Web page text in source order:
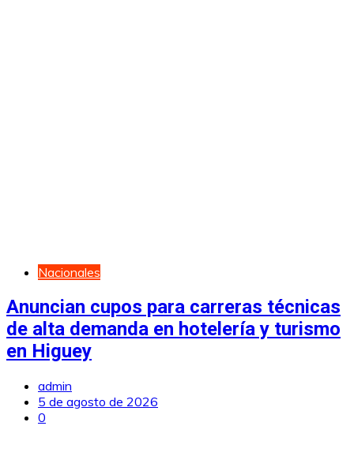
Nacionales
Anuncian cupos para carreras técnicas
de alta demanda en hotelería y turismo
en Higuey
admin
5 de agosto de 2026
0